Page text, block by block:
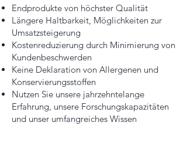
Endprodukte von höchster Qualität
Längere Haltbarkeit, Möglichkeiten zur
Umsatzsteigerung
Kostenreduzierung durch Minimierung von
Kundenbeschwerden
Keine Deklaration von Allergenen und
Konservierungsstoffen
Nutzen Sie unsere jahrzehntelange
Erfahrung, unsere Forschungskapazitäten
und unser umfangreiches Wissen